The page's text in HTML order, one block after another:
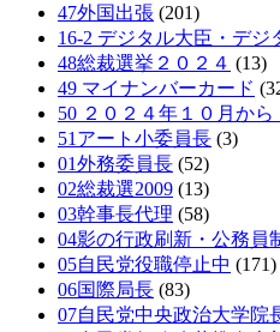
47外国出張 (201)
16-2 デジタル大臣・デジ
48総裁選挙２０２４ (13)
49 マイナンバーカード
50 ２０２４年１０月から
51アート小委員長 (3)
01外務委員長 (52)
02総裁選2009 (13)
03幹事長代理 (58)
04影の行政刷新・公務員
05自民党役職停止中 (171)
06国際局長 (83)
07自民党中央政治大学院